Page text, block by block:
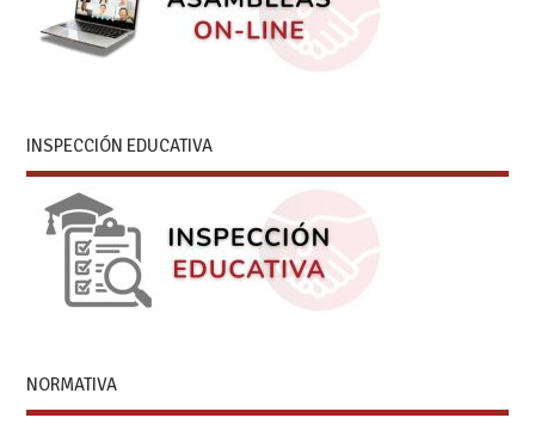
INSPECCIÓN EDUCATIVA
NORMATIVA